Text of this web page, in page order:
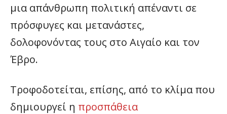
μια απάνθρωπη πολιτική απέναντι σε
πρόσφυγες και μετανάστες,
δολοφονόντας τους στο Αιγαίο και τον
Έβρο.
Τροφοδοτείται, επίσης, από το κλίμα που
δημιουργεί η προσπάθεια